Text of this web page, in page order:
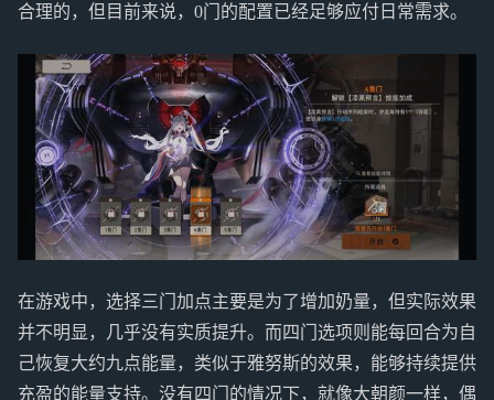
合理的，但目前来说，0门的配置已经足够应付日常需求。
在游戏中，选择三门加点主要是为了增加奶量，但实际效果
并不明显，几乎没有实质提升。而四门选项则能每回合为自
己恢复大约九点能量，类似于雅努斯的效果，能够持续提供
充盈的能量支持。没有四门的情况下，就像大朝颜一样，偶